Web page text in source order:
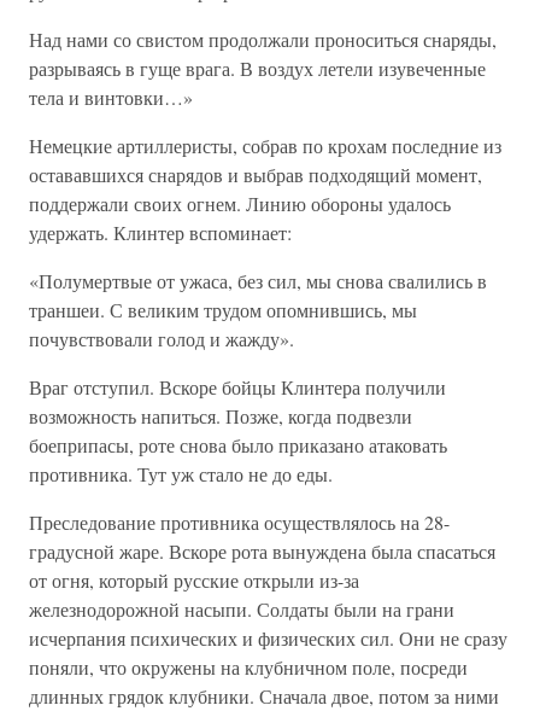
Над нами со свистом продолжали проноситься снаряды,
разрываясь в гуще врага. В воздух летели изувеченные
тела и винтовки…»
Немецкие артиллеристы, собрав по крохам последние из
остававшихся снарядов и выбрав подходящий момент,
поддержали своих огнем. Линию обороны удалось
удержать. Клинтер вспоминает:
«Полумертвые от ужаса, без сил, мы снова свалились в
траншеи. С великим трудом опомнившись, мы
почувствовали голод и жажду».
Враг отступил. Вскоре бойцы Клинтера получили
возможность напиться. Позже, когда подвезли
боеприпасы, роте снова было приказано атаковать
противника. Тут уж стало не до еды.
Преследование противника осуществлялось на 28-
градусной жаре. Вскоре рота вынуждена была спасаться
от огня, который русские открыли из-за
железнодорожной насыпи. Солдаты были на грани
исчерпания психических и физических сил. Они не сразу
поняли, что окружены на клубничном поле, посреди
длинных грядок клубники. Сначала двое, потом за ними